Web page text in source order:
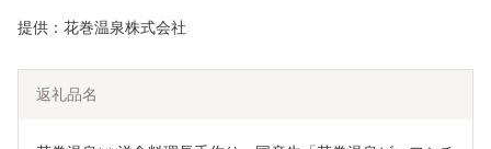
提供：花巻温泉株式会社
返礼品名